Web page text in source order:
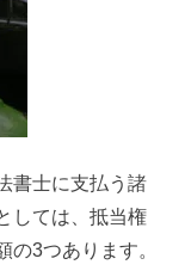
書士に支払う諸
しては、抵当権
3つあります。